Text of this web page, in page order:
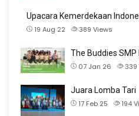
Upacara Kemerdekaan
19 Aug 22
389 Views
The Buddies SMP
07 Jan 26
339
Juara Lomba Tari
17 Feb 25
194